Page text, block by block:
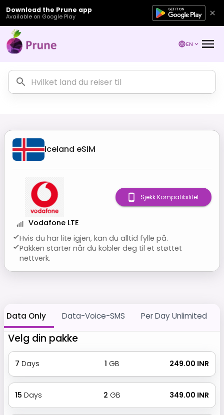
Download the Prune app
Available on Google Play
EN
Iceland eSIM
Vodafone LTE
Hvis du har lite igjen, kan du alltid fylle på.
Pakken starter når du kobler deg til et støttet
nettverk.
Sjekk Kompatibilitet
Data Only Data-Voice-SMS Per Day Unlimited
Velg din pakke
7 Days 1 GB ₹ 249.00 INR
15 Days 2 GB ₹ 349.00 INR